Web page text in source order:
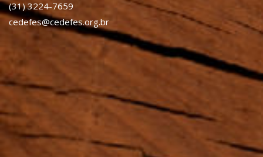
(31) 3224-7659
cedefes@cedefes.org.br